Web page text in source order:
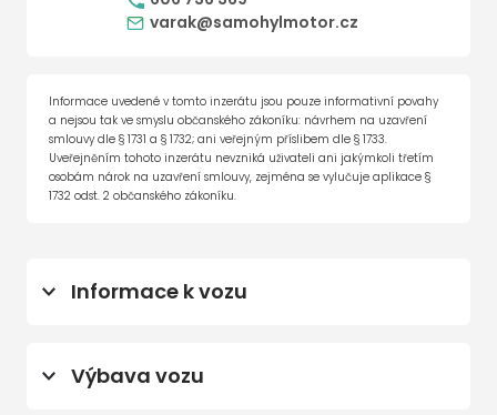
Informace k vozu
Výbava vozu
varak@samohylmotor.cz
Informace uvedené v tomto inzerátu jsou pouze informativní povahy
a nejsou tak ve smyslu občanského zákoníku: návrhem na uzavření
smlouvy dle § 1731 a § 1732; ani veřejným příslibem dle § 1733.
Uveřejněním tohoto inzerátu nevzniká uživateli ani jakýmkoli třetím
osobám nárok na uzavření smlouvy, zejména se vylučuje aplikace §
1732 odst. 2 občanského zákoníku.